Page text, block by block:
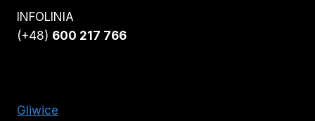
INFOLINIA
(+48) 600 217 766
Gliwice